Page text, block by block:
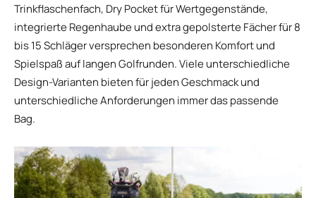
Trinkflaschenfach, Dry Pocket für Wertgegenstände,
integrierte Regenhaube und extra gepolsterte Fächer für 8
bis 15 Schläger versprechen besonderen Komfort und
Spielspaß auf langen Golfrunden. Viele unterschiedliche
Design-Varianten bieten für jeden Geschmack und
unterschiedliche Anforderungen immer das passende
Bag.